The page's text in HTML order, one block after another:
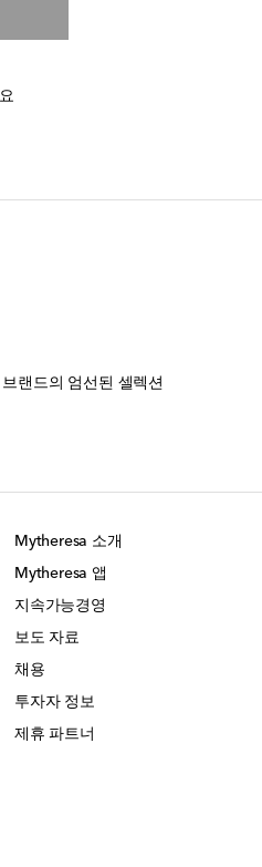
랜드의 엄선된 셀렉션
Mytheresa 소개
Mytheresa 앱
지속가능경영
보도 자료
채용
투자자 정보
제휴 파트너